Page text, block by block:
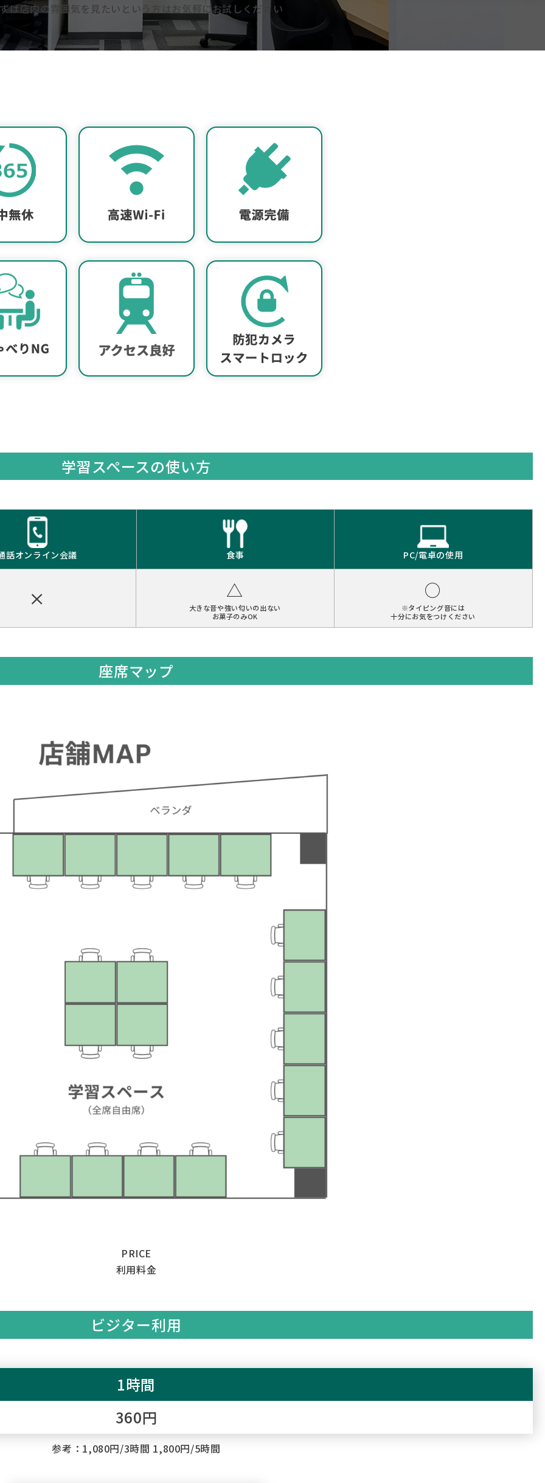
は店内の雰囲気を見たいという方はお気軽にお試しください
学習スペースの使い方
話オンライン会議 食事 PC/電卓の使用
× △
大きな音や強い匂いの出ない
お菓子のみOK
○
※タイピング音には
十分にお気をつけください
座席マップ
PRICE
利用料金
ビジター利用
1時間
360円
参考：1,080円/3時間 1,800円/5時間